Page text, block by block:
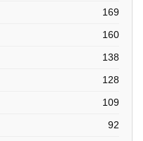
169
160
138
128
109
92